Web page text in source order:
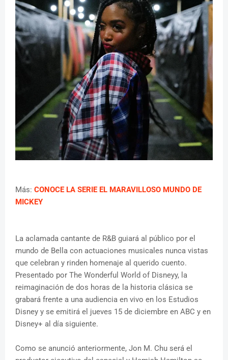
Más: CONOCE LA SERIE EL MARAVILLOSO MUNDO DE
MICKEY
La aclamada cantante de R&B guiará al público por el
mundo de Bella con actuaciones musicales nunca vistas
que celebran y rinden homenaje al querido cuento.
Presentado por The Wonderful World of Disneyy, la
reimaginación de dos horas de la historia clásica se
grabará frente a una audiencia en vivo en los Estudios
Disney y se emitirá el jueves 15 de diciembre en ABC y en
Disney+ al día siguiente.
Como se anunció anteriormente, Jon M. Chu será el